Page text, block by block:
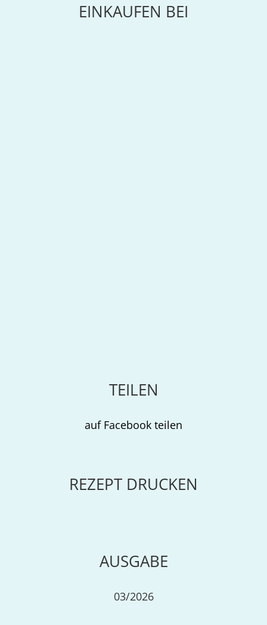
EINKAUFEN BEI
TEILEN
auf Facebook teilen
REZEPT DRUCKEN
AUSGABE
03/2026